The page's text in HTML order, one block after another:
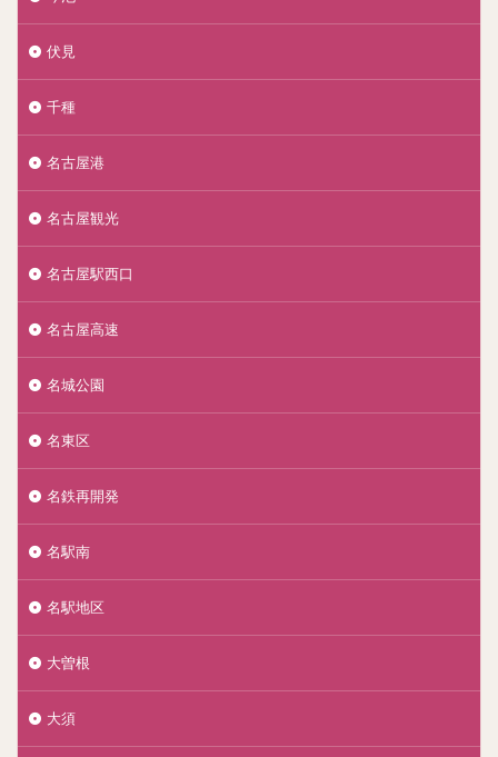
伏見
千種
名古屋港
名古屋観光
名古屋駅西口
名古屋高速
名城公園
名東区
名鉄再開発
名駅南
名駅地区
大曽根
大須